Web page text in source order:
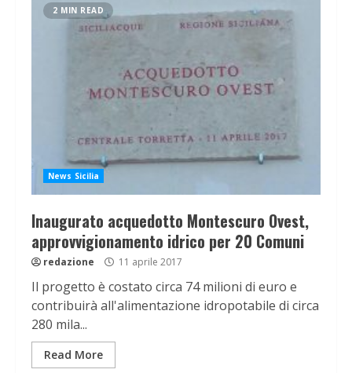
2 MIN READ
News Sicilia
Inaugurato acquedotto Montescuro Ovest,
approvvigionamento idrico per 20 Comuni
redazione 11 aprile 2017
Il progetto è costato circa 74 milioni di euro e
contribuirà all'alimentazione idropotabile di circa
280 mila...
Read More